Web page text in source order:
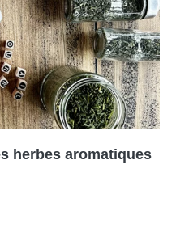
herbes aromatiques